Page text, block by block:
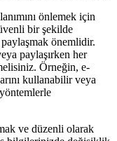
önlemek için
bir şekilde
önemlidir.
paylaşırken her
Örneğin, e-
kullanabilir veya
ve düzenli olarak